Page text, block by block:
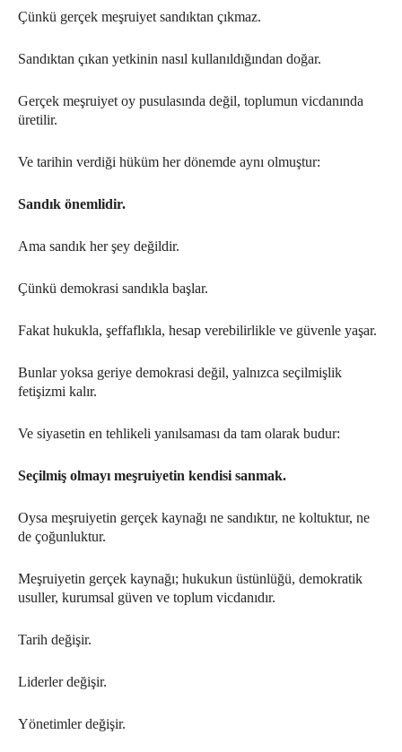
Çünkü gerçek meşruiyet sandıktan çıkmaz.
Sandıktan çıkan yetkinin nasıl kullanıldığından doğar.
Gerçek meşruiyet oy pusulasında değil, toplumun vicdanında
üretilir.
Ve tarihin verdiği hüküm her dönemde aynı olmuştur:
Sandık önemlidir.
Ama sandık her şey değildir.
Çünkü demokrasi sandıkla başlar.
Fakat hukukla, şeffaflıkla, hesap verebilirlikle ve güvenle yaşar.
Bunlar yoksa geriye demokrasi değil, yalnızca seçilmişlik
fetişizmi kalır.
Ve siyasetin en tehlikeli yanılsaması da tam olarak budur:
Seçilmiş olmayı meşruiyetin kendisi sanmak.
Oysa meşruiyetin gerçek kaynağı ne sandıktır, ne koltuktur, ne
de çoğunluktur.
Meşruiyetin gerçek kaynağı; hukukun üstünlüğü, demokratik
usuller, kurumsal güven ve toplum vicdanıdır.
Tarih değişir.
Liderler değişir.
Yönetimler değişir.